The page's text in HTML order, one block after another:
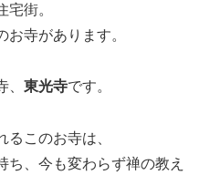
街。
寺があります。
東光寺です。
このお寺は、
ち、今も変わらず禅の教え